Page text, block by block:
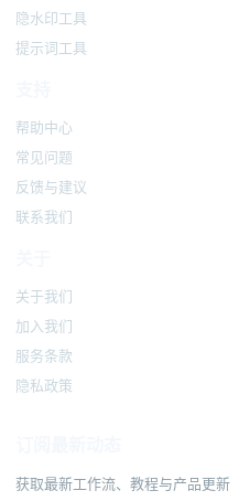
隐水印工具
提示词工具
帮助中心
常见问题
反馈与建议
联系我们
关于我们
加入我们
服务条款
隐私政策
获取最新工作流、教程与产品更新